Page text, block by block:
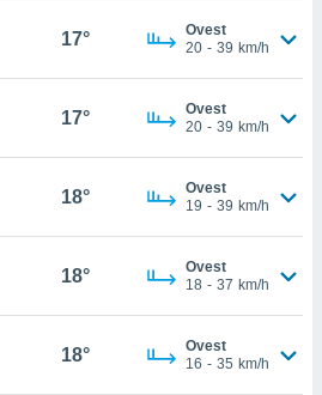
17°
Ovest
20 - 39 km/h
17°
Ovest
20 - 39 km/h
18°
Ovest
19 - 39 km/h
18°
Ovest
18 - 37 km/h
18°
Ovest
16 - 35 km/h